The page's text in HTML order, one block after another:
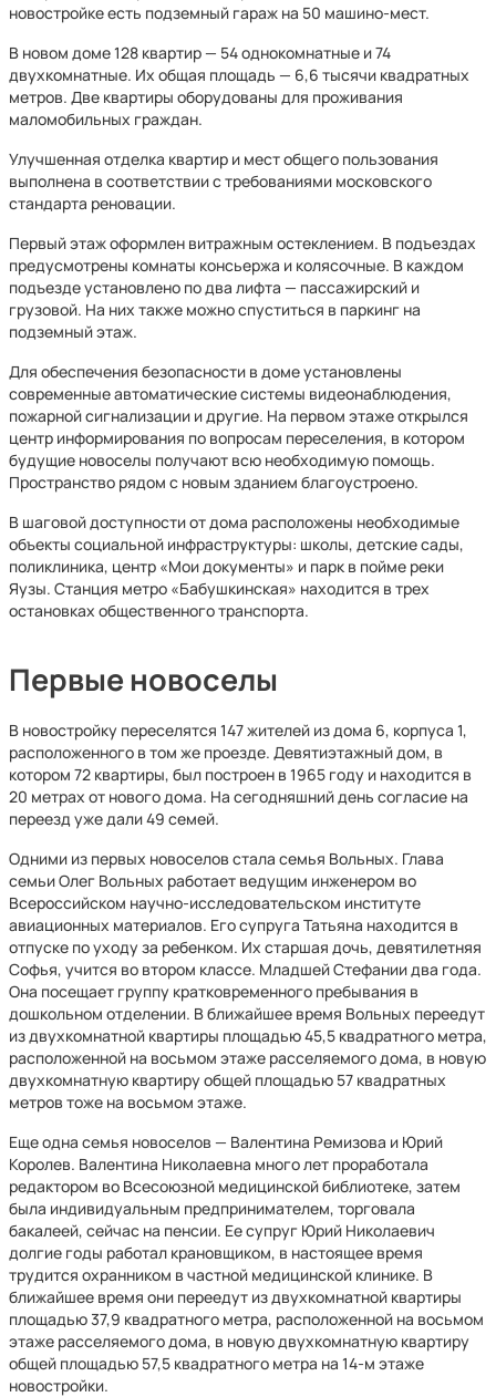
новостройке есть подземный гараж на 50 машино-мест.
В новом доме 128 квартир — 54 однокомнатные и 74
двухкомнатные. Их общая площадь — 6,6 тысячи квадратных
метров. Две квартиры оборудованы для проживания
маломобильных граждан.
Улучшенная отделка квартир и мест общего пользования
выполнена в соответствии с требованиями московского
стандарта реновации.
Первый этаж оформлен витражным остеклением. В подъездах
предусмотрены комнаты консьержа и колясочные. В каждом
подъезде установлено по два лифта — пассажирский и
грузовой. На них также можно спуститься в паркинг на
подземный этаж.
Для обеспечения безопасности в доме установлены
современные автоматические системы видеонаблюдения,
пожарной сигнализации и другие. На первом этаже открылся
центр информирования по вопросам переселения, в котором
будущие новоселы получают всю необходимую помощь.
Пространство рядом с новым зданием благоустроено.
В шаговой доступности от дома расположены необходимые
объекты социальной инфраструктуры: школы, детские сады,
поликлиника, центр «Мои документы» и парк в пойме реки
Яузы. Станция метро «Бабушкинская» находится в трех
остановках общественного транспорта.
Первые новоселы
В новостройку переселятся 147 жителей из дома 6, корпуса 1,
расположенного в том же проезде. Девятиэтажный дом, в
котором 72 квартиры, был построен в 1965 году и находится в
20 метрах от нового дома. На сегодняшний день согласие на
переезд уже дали 49 семей.
Одними из первых новоселов стала семья Вольных. Глава
семьи Олег Вольных работает ведущим инженером во
Всероссийском научно-исследовательском институте
авиационных материалов. Его супруга Татьяна находится в
отпуске по уходу за ребенком. Их старшая дочь, девятилетняя
Софья, учится во втором классе. Младшей Стефании два года.
Она посещает группу кратковременного пребывания в
дошкольном отделении. В ближайшее время Вольных переедут
из двухкомнатной квартиры площадью 45,5 квадратного метра,
расположенной на восьмом этаже расселяемого дома, в новую
двухкомнатную квартиру общей площадью 57 квадратных
метров тоже на восьмом этаже.
Еще одна семья новоселов — Валентина Ремизова и Юрий
Королев. Валентина Николаевна много лет проработала
редактором во Всесоюзной медицинской библиотеке, затем
была индивидуальным предпринимателем, торговала
бакалеей, сейчас на пенсии. Ее супруг Юрий Николаевич
долгие годы работал крановщиком, в настоящее время
трудится охранником в частной медицинской клинике. В
ближайшее время они переедут из двухкомнатной квартиры
площадью 37,9 квадратного метра, расположенной на восьмом
этаже расселяемого дома, в новую двухкомнатную квартиру
общей площадью 57,5 квадратного метра на 14-м этаже
новостройки.